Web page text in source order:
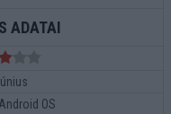
ADATAI
OS